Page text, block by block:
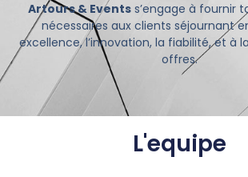
Artours & Eventss’engage à fournir
nécessaires aux clients séjournant
excellence, l’innovation, la fiabilité, et à
offres.
L'equipe